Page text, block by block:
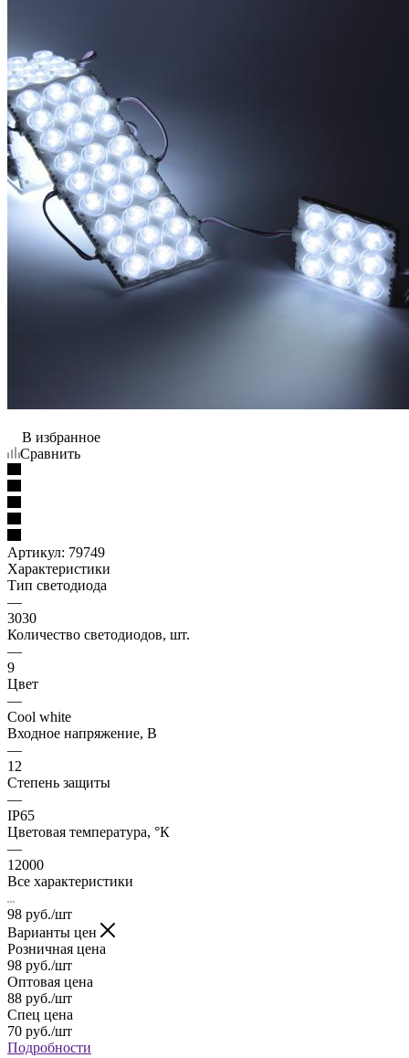
В избранное
Сравнить
Артикул: 79749
Характеристики
Тип светодиода
—
3030
Количество светодиодов, шт.
—
9
Цвет
—
Cool white
Входное напряжение, В
—
12
Степень защиты
—
IP65
Цветовая температура, °К
—
12000
Все характеристики
98 руб./шт
Варианты цен
Розничная цена
98 руб./шт
Оптовая цена
88 руб./шт
Спец цена
70 руб./шт
Подробности